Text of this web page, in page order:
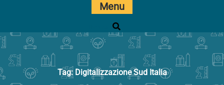
Menu
Tag: Digitalizzazione Sud Italia